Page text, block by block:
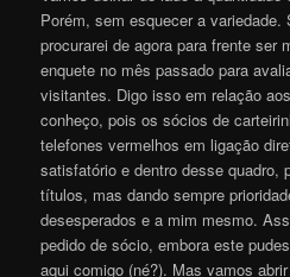
Porém, sem esquecer a variedade.
procurarei de agora para frente ser
enquete no mês passado para
visitantes. Digo isso em relação
conheço, pois os sócios de
telefones vermelhos em ligação
satisfatório e dentro desse quadro,
títulos, mas dando sempre
desesperados e a mim mesmo.
pedido de sócio, embora este
aqui comigo (né?). Mas vamos